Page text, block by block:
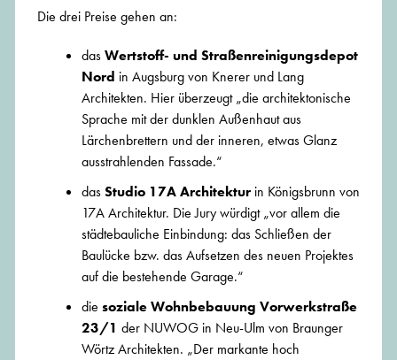
Die drei Preise gehen an:
dasWertstoff- und Straßenreinigungsdepot
Nord in Augsburg von Knerer und Lang
Architekten. Hier überzeugt „die architektonische
Sprache mit der dunklen Außenhaut aus
Lärchenbrettern und der inneren, etwas Glanz
ausstrahlenden Fassade.“
dasStudio 17A Architektur in Königsbrunn von
17A Architektur. Die Jury würdigt „vor allem die
städtebauliche Einbindung: das Schließen der
Baulücke bzw. das Aufsetzen des neuen Projektes
auf die bestehende Garage.“
die soziale Wohnbebauung Vorwerkstraße
23/1 der NUWOG in Neu-Ulm von Braunger
Wörtz Architekten. „Der markante hoch